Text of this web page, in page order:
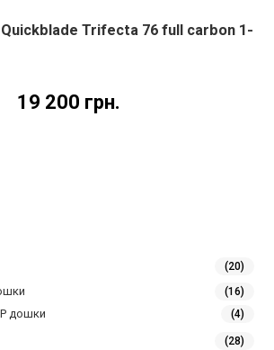
Quickblade Trifecta 76 full carbon 1-
грн.
19 200
(20)
(16)
дошки (4)
(28)